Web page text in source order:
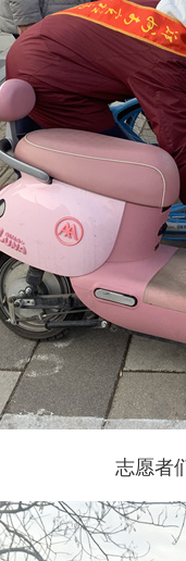
志愿者